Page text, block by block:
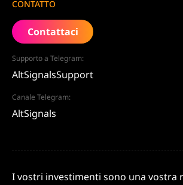
CONTATTO
Contattaci
Supporto a Telegram:
AltSignalsSupport
Canale Telegram:
AltSignals
I vostri investimenti sono una vostra